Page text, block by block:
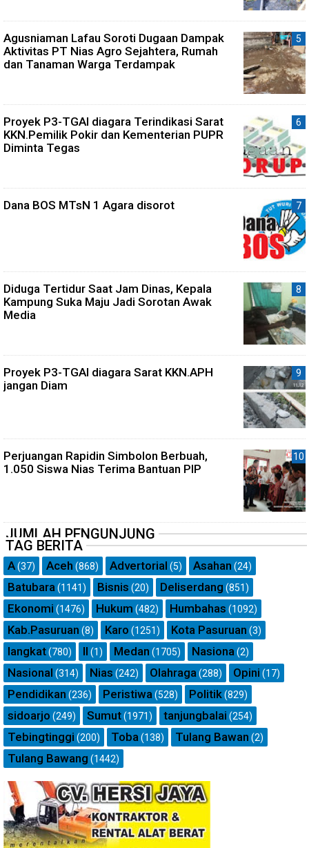
Agusniaman Lafau Soroti Dugaan Dampak
Aktivitas PT Nias Agro Sejahtera, Rumah
dan Tanaman Warga Terdampak
Proyek P3-TGAI diagara Terindikasi Sarat
KKN.Pemilik Pokir dan Kementerian PUPR
Diminta Tegas
Dana BOS MTsN 1 Agara disorot
Diduga Tertidur Saat Jam Dinas, Kepala
Kampung Suka Maju Jadi Sorotan Awak
Media
Proyek P3-TGAI diagara Sarat KKN.APH
jangan Diam
Perjuangan Rapidin Simbolon Berbuah,
1.050 Siswa Nias Terima Bantuan PIP
JUMLAH PENGUNJUNG
TAG BERITA
A(37) Aceh (868) Advertorial (5) Asahan (24)
Batubara (1141) Bisnis (20) Deliserdang (851)
Ekonomi (1476) Hukum (482) Humbahas (1092)
Kab.Pasuruan (8) Karo (1251) Kota Pasuruan (3)
langkat(780) ll (1) Medan (1705) Nasiona (2)
Nasional (314) Nias (242) Olahraga (288) Opini (17)
Pendidikan (236) Peristiwa (528) Politik(829)
sidoarjo (249) Sumut(1971) tanjungbalai (254)
Tebingtinggi (200) Toba (138) Tulang Bawan (2)
Tulang Bawang (1442)